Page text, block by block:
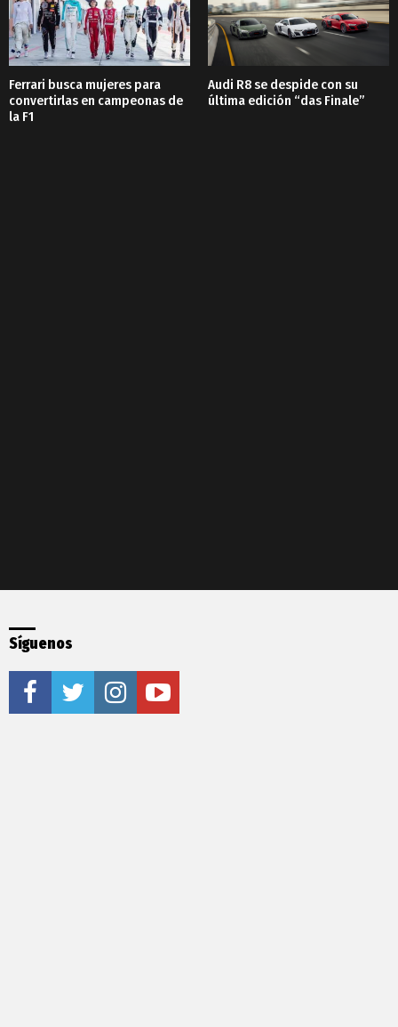
Ferrari busca mujeres para
convertirlas en campeonas de
la F1
Audi R8 se despide con su
última edición “das Finale”
Síguenos
facebooktwitter instagramyoutube